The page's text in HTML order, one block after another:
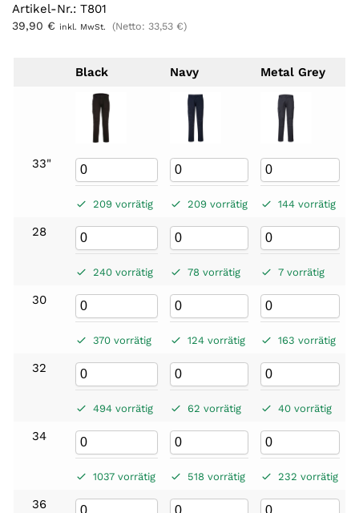
Artikel-Nr.: T801
39,90 € inkl. MwSt. (Netto: 33,53 €)
Black Navy Metal Grey
33"
209 vorrätig 209 vorrätig 144 vorrätig
28
240 vorrätig 78 vorrätig 7 vorrätig
30
370 vorrätig 124 vorrätig 163 vorrätig
32
494 vorrätig 62 vorrätig 40 vorrätig
34
1037 vorrätig 518 vorrätig 232 vorrätig
36